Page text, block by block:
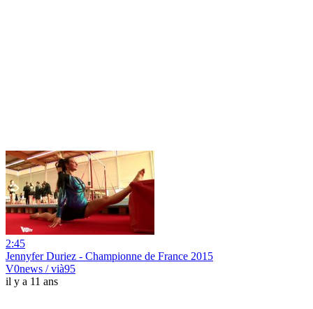
2:45
Jennyfer Duriez - Championne de France 2015
V0news / vià95
il y a 11 ans